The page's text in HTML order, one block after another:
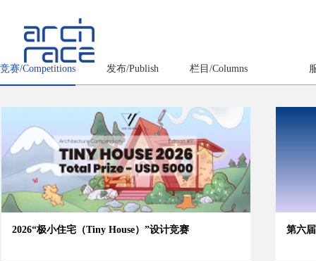
竞赛/Competitions 发布/Publish 栏目/Columns
2026“极小住宅（Tiny House）”设计竞赛 第六